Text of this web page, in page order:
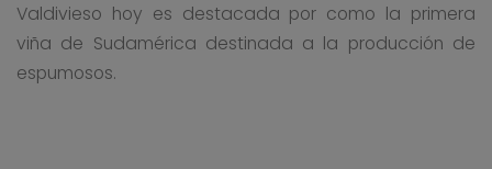
Valdivieso hoy es destacada por como la primera
viña de Sudamérica destinada a la producción de
espumosos.